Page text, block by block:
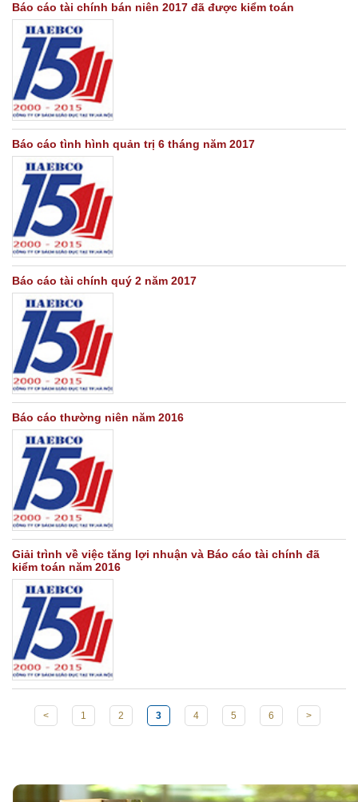
Báo cáo tài chính bán niên 2017 đã được kiểm toán
Báo cáo tình hình quản trị 6 tháng năm 2017
Báo cáo tài chính quý 2 năm 2017
Báo cáo thường niên năm 2016
Giải trình về việc tăng lợi nhuận và Báo cáo tài chính đã
kiểm toán năm 2016
< 1 2 3 4 5 6 >